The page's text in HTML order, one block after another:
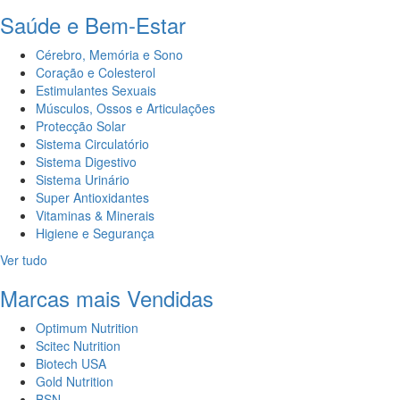
Saúde e Bem-Estar
Cérebro, Memória e Sono
Coração e Colesterol
Estimulantes Sexuais
Músculos, Ossos e Articulações
Protecção Solar
Sistema Circulatório
Sistema Digestivo
Sistema Urinário
Super Antioxidantes
Vitaminas & Minerais
Higiene e Segurança
Ver tudo
Marcas mais Vendidas
Optimum Nutrition
Scitec Nutrition
Biotech USA
Gold Nutrition